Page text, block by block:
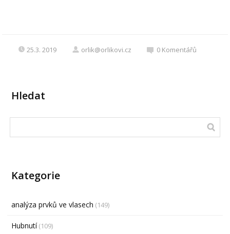
25.3. 2019 orlik@orlikovi.cz 0 Komentářů
Hledat
Kategorie
analýza prvků ve vlasech (149)
Hubnutí(109)